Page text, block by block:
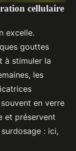
cellulaire
excelle.
gouttes
à stimuler la
les
en verre
et préservent
: ici,